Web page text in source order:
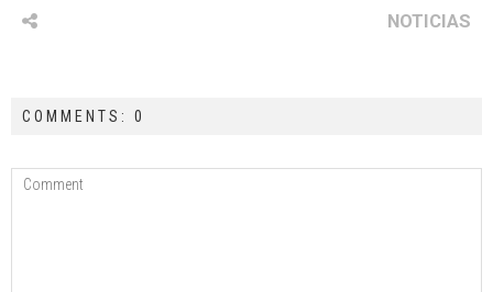
NOTICIAS
COMMENTS: 0